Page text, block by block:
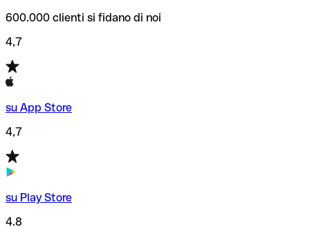
600.000 clienti si fidano di noi
4,7
su App Store
4,7
su Play Store
4.8